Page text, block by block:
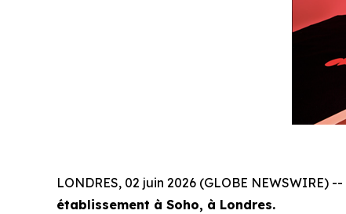
LONDRES, 02 juin 2026 (GLOBE NEWSWIRE) --
établissement à Soho, à Londres.